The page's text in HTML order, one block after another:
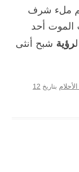
ملء شرف
أحد
رؤية شبح أنثى
بتاريخ 12